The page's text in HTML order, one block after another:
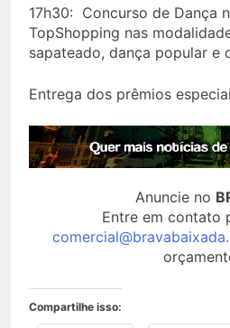
17h30: Concurso de Dança
TopShopping nas
sapateado, dança popular e
Entrega dos prêmios
Anuncie no
Entre em contato
Compartilhe isso: